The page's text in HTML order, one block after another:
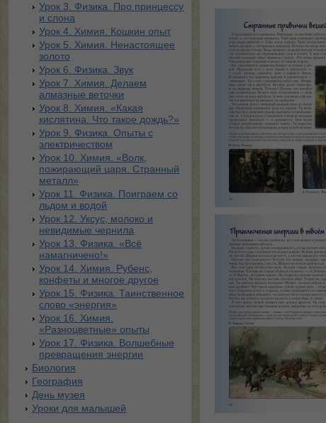
Урок 3. Физика. Про принцессу
и слона
Урок 4. Химия. Кошкин опыт
Урок 5. Химия. Ненастоящее
золото
Урок 6. Физика. Звук
Урок 7. Химия. Делаем
алмазные веточки
Урок 8. Химия. «Какая
кислятина. Что такое дождь?»
Урок 9. Физика. Опыты с
электричеством
Урок 10. Химия. «Волк,
пожирающий царя. Странный
металл»
Урок 11. Физика. Поиграем со
льдом и водой
Урок 12. Уксус, молоко и
невидимые чернила
Урок 13. Физика. «Всё
намагничено!»
Урок 14. Химия. Рубенс,
конфеты и многое другое
Урок.15. Физика. Таинственное
слово «энергия»
Урок 16. Химия.
«Разноцветные» опыты
Урок 17. Физика. Волшебные
превращения энергии
Биология
География
День музея
Уроки для малышей